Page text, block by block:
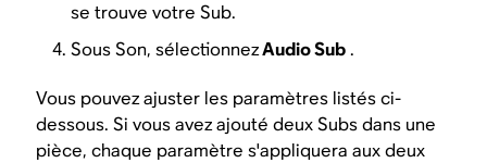
se trouve votre Sub.
Sous Son, sélectionnezAudio Sub.
Vous pouvez ajuster les paramètres listés ci-
dessous. Si vous avez ajouté deux Subs dans une
pièce, chaque paramètre s'appliquera aux deux